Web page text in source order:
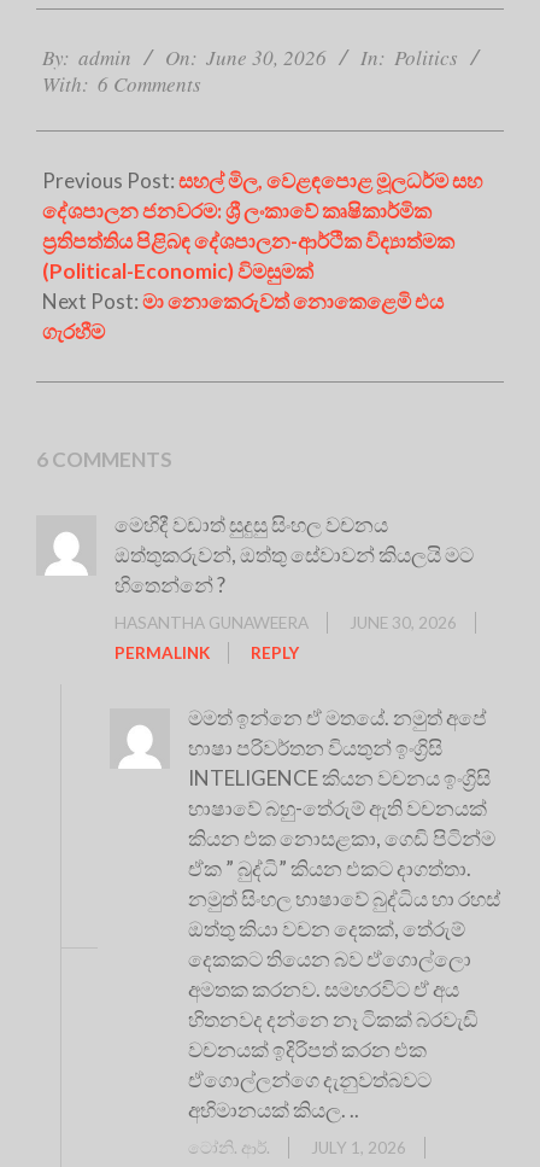
06-
30
By: admin On: June 30, 2026 In: Politics
With: 6 Comments
Previous Post:සහල් මිල, වෙළඳපොළ මූලධර්ම සහ
දේශපාලන ජනවරම: ශ්‍රී ලංකාවේ කෘෂිකාර්මික
ප්‍රතිපත්තිය පිළිබඳ දේශපාලන-ආර්ථික විද්‍යාත්මක
(Political-Economic) විමසුමක්
Next Post:මා නොකෙරුවත් නොකෙළෙමි එය
ගැරහීම
6 COMMENTS
මෙහිදී වඩාත් සුදුසු සිංහල වචනය
ඔත්තුකරුවන්, ඔත්තු සේවාවන් කියලයි මට
හිතෙන්නේ ?
HASANTHA GUNAWEERA
JUNE 30, 2026
PERMALINK
REPLY
මමත් ඉන්නෙ ඒ මතයේ. නමුත් අපේ
භාෂා පරිවර්තන වියතුන් ඉංග්‍රිසි
INTELIGENCE කියන වචනය ඉංග්‍රිසි
භාෂාවේ බහු-තේරුම් ඇති වචනයක්
කියන එක නොසළකා, ගෙඩි පිටින්ම
ඒක ” බුද්ධි” කියන එකට දාගත්තා.
නමුත් සිංහල භාෂාවේ බුද්ධිය හා රහස්
ඔත්තු කියා වචන දෙකක්, තේරුම්
දෙකකට තියෙන බව ඒගොල්ලො
අමතක කරනව. සමහරවිට ඒ අය
හිතනවද දන්නෙ නෑ ටිකක් බරවැඩි
වචනයක් ඉදිරිපත් කරන එක
ඒගොල්ලන්ගෙ දැනුවත්බවට
අභිමානයක් කියල. ..
ටෝනි. ආර්.
JULY 1, 2026